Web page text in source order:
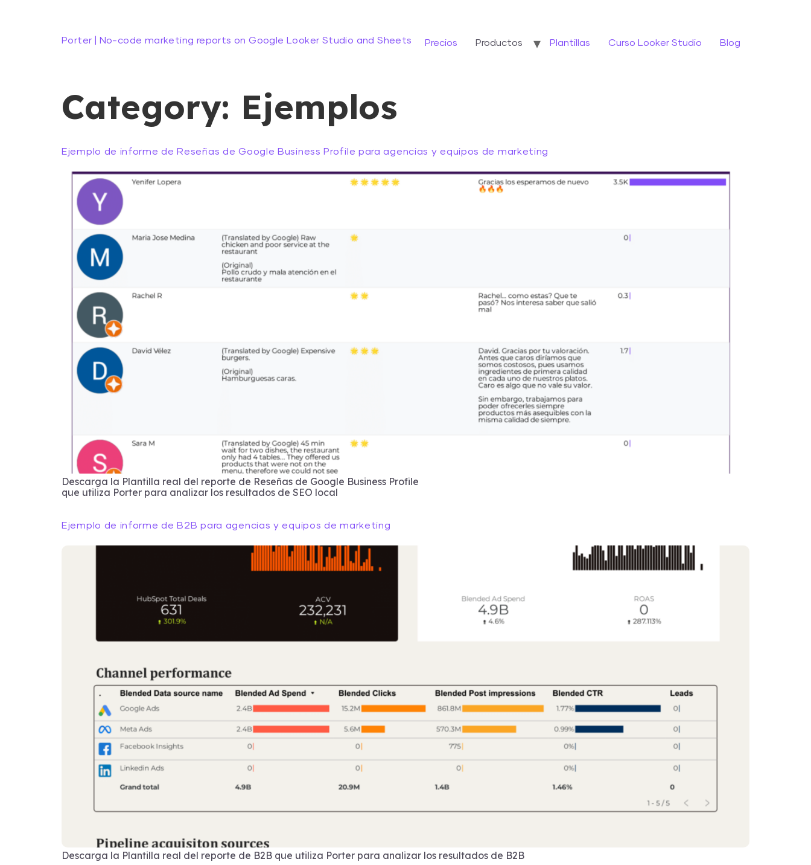
Porter | No-code marketing reports on Google Looker Studio and Sheets Precios Productos Plantillas Curso Looker Studio Blog
Category: Ejemplos
Ejemplo de informe de Reseñas de Google Business Profile para agencias y equipos de marketing
Descarga la Plantilla real del reporte de Reseñas de Google Business Profile
que utiliza Porter para analizar los resultados de SEO local
Ejemplo de informe de B2B para agencias y equipos de marketing
Descarga la Plantilla real del reporte de B2B que utiliza Porter para analizar los resultados de B2B